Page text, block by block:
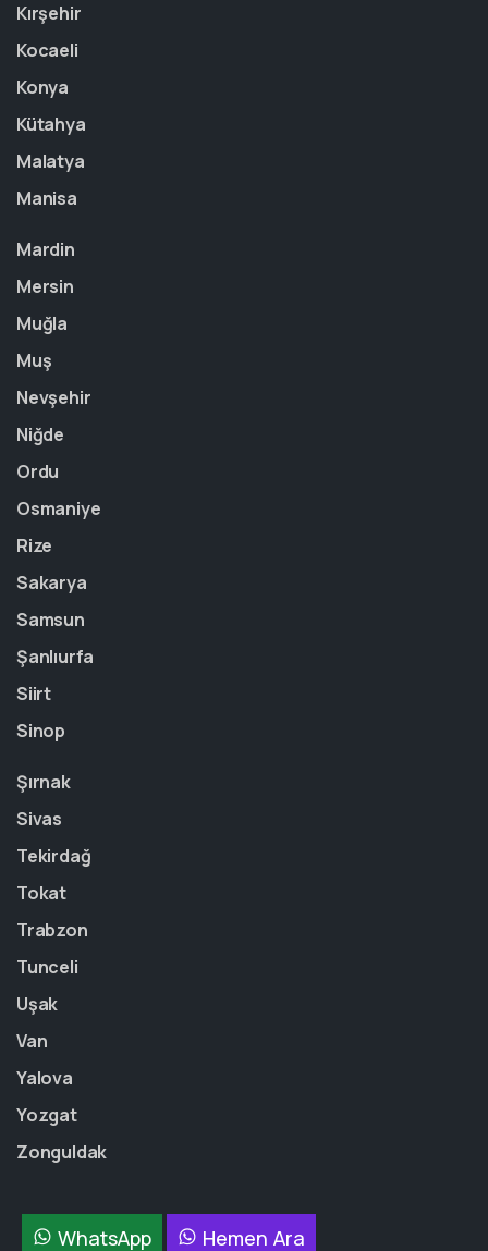
Kırşehir
Kocaeli
Konya
Kütahya
Malatya
Manisa
Mardin
Mersin
Muğla
Muş
Nevşehir
Niğde
Ordu
Osmaniye
Rize
Sakarya
Samsun
Şanlıurfa
Siirt
Sinop
Şırnak
Sivas
Tekirdağ
Tokat
Trabzon
Tunceli
Uşak
Van
Yalova
Yozgat
Zonguldak
WhatsApp Hemen Ara